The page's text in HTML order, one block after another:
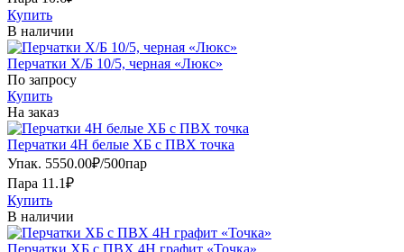
Купить
В наличии
Перчатки Х/Б 10/5, черная «Люкс»
По запросу
Купить
На заказ
Перчатки 4Н белые ХБ с ПВХ точка
Упак. 5550.00₽/500пар
Пара 11.1₽
Купить
В наличии
Перчатки ХБ с ПВХ 4Н графит «Точка»